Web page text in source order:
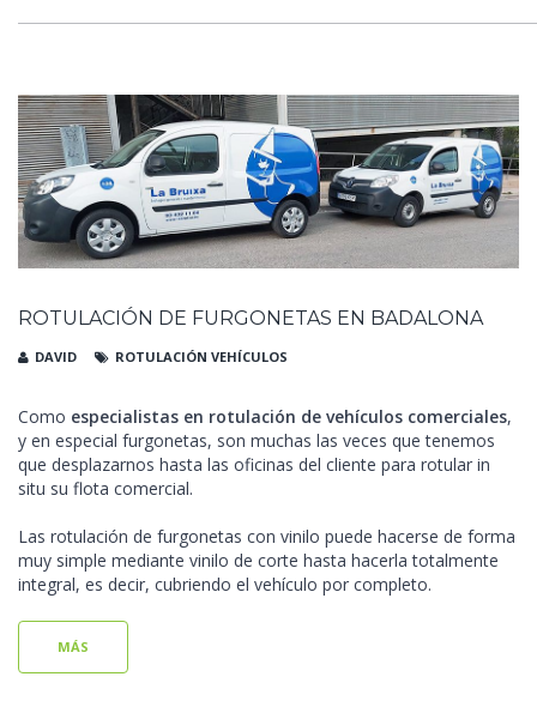
ROTULACIÓN DE FURGONETAS EN BADALONA
DAVID ROTULACIÓN VEHÍCULOS
Como especialistas en rotulación de vehículos comerciales,
y en especial furgonetas, son muchas las veces que tenemos
que desplazarnos hasta las oficinas del cliente para rotular in
situ su flota comercial.
Las rotulación de furgonetas con vinilo puede hacerse de forma
muy simple mediante vinilo de corte hasta hacerla totalmente
integral, es decir, cubriendo el vehículo por completo.
MÁS